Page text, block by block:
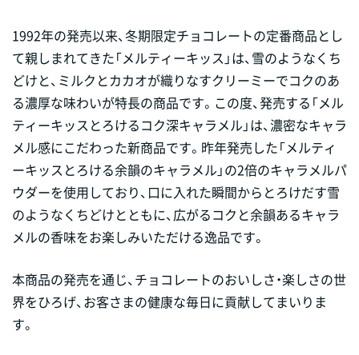
1992年の発売以来、冬期限定チョコレートの定番商品とし
て親しまれてきた「メルティーキッス」は、雪のようなくち
どけと、ミルクとカカオが織りなすクリーミーでコクのあ
る濃厚な味わいが特長の商品です。この度、発売する「メル
ティーキッスとろけるコク深キャラメル」は、濃密なキャラ
メル感にこだわった新商品です。昨年発売した「メルティ
ーキッスとろける余韻のキャラメル」の2倍のキャラメルパ
ウダーを使用しており、口に入れた瞬間からとろけだす雪
のようなくちどけとともに、広がるコクと余韻あるキャラ
メルの香味をお楽しみいただける逸品です。
本商品の発売を通じ、チョコレートのおいしさ・楽しさの世
界をひろげ、お客さまの健康な毎日に貢献してまいりま
す。